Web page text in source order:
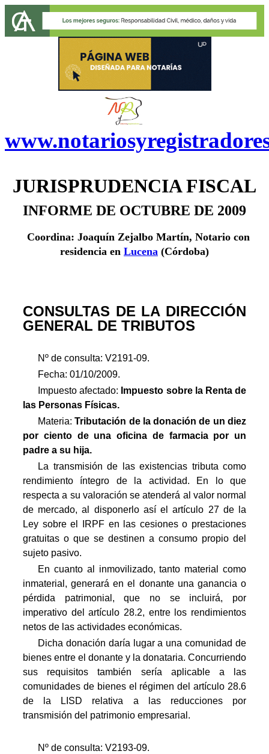
JURISPRUDENCIA FISCAL
INFORME DE OCTUBRE DE 2009
Coordina: Joaquín Zejalbo Martín, Notario con
residencia en Lucena (Córdoba)
CONSULTAS DE LA DIRECCIÓN
GENERAL DE TRIBUTOS
Nº de consulta: V2191-09.
Fecha: 01/10/2009.
Impuesto afectado: Impuesto sobre la Renta de
las Personas Físicas.
Materia:Tributación de la donación de un diez
por ciento de una oficina de farmacia por un
padre a su hija.
La transmisión de las existencias tributa como
rendimiento íntegro de la actividad. En lo que
respecta a su valoración se atenderá al valor normal
de mercado, al disponerlo así el artículo 27 de la
Ley sobre el IRPF en las cesiones o prestaciones
gratuitas o que se destinen a consumo propio del
sujeto pasivo.
En cuanto al inmovilizado, tanto material como
inmaterial, generará en el donante una ganancia o
pérdida patrimonial, que no se incluirá, por
imperativo del artículo 28.2, entre los rendimientos
netos de las actividades económicas.
Dicha donación daría lugar a una comunidad de
bienes entre el donante y la donataria. Concurriendo
sus requisitos también sería aplicable a las
comunidades de bienes el régimen del artículo 28.6
de la LISD relativa a las reducciones por
transmisión del patrimonio empresarial.
Nº de consulta: V2193-09.